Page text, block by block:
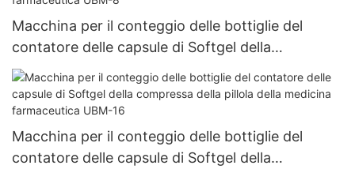
Macchina per il conteggio delle bottiglie del
contatore delle capsule di Softgel della
compressa della pillola della medicina
farmaceutica UBM-8
Macchina per il conteggio delle bottiglie del
contatore delle capsule di Softgel della